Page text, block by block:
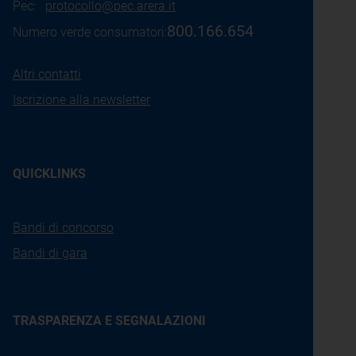
Pec: protocollo@pec.arera.it
Numero verde consumatori:800.166.654
Altri contatti
Iscrizione alla newsletter
QUICKLINKS
Bandi di concorso
Bandi di gara
TRASPARENZA E SEGNALAZIONI